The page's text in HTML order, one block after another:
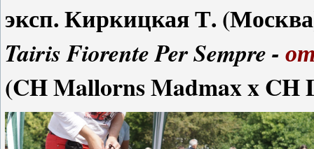
эксп. Киркицкая Т.
Tairis Fiorente Per Sempre -
(CH Mallorns Madmax x CH